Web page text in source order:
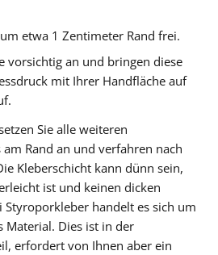
etwa 1 Zentimeter Rand frei.
vorsichtig an und bringen diese
mit Ihrer Handfläche auf
Sie alle weiteren
Rand an und verfahren nach
Kleberschicht kann dünn sein,
ist und keinen dicken
handelt es sich um
Material. Dies ist in der
erfordert von Ihnen aber ein